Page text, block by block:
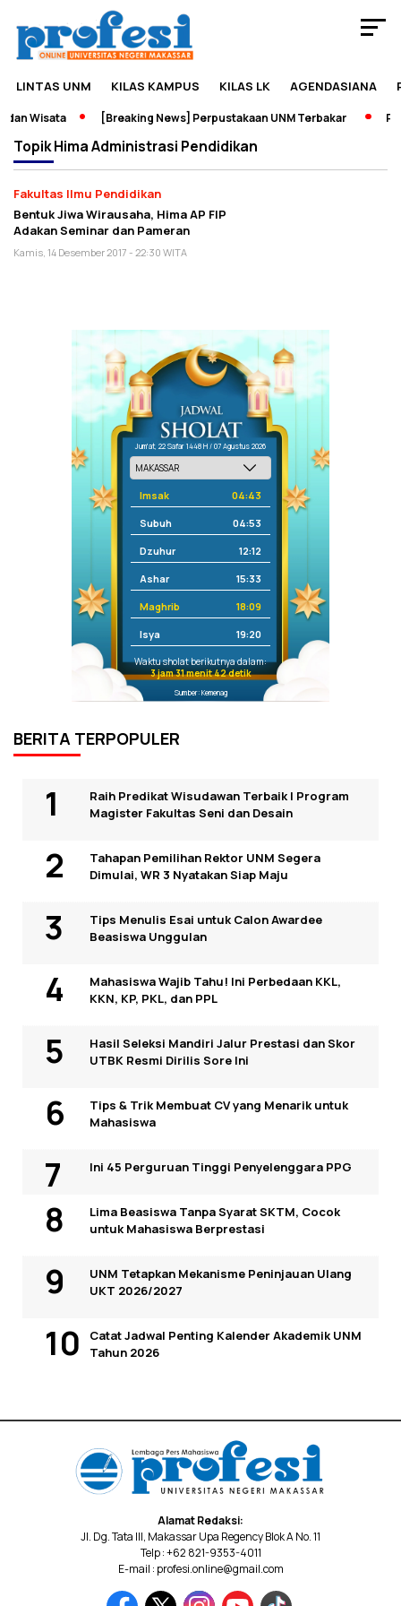
LINTAS UNM KILAS KAMPUS KILAS LK AGENDASIANA
Wisata [Breaking News] Perpustakaan UNM Terbakar
TopikHima Administrasi Pendidikan
Fakultas Ilmu Pendidikan
Bentuk Jiwa Wirausaha, Hima AP FIP
Adakan Seminar dan Pameran
Kamis, 14 Desember 2017 - 22:30 WITA
Jum'at, 22 Safar 1448 H / 07 Agustus 2026
Imsak 04:43
Subuh 04:53
Dzuhur 12:12
Ashar 15:33
Maghrib 18:09
Isya 19:20
Waktu sholat berikutnya dalam:
3 jam 31 menit 42 detik
Sumber: Kemenag
BERITA TERPOPULER
Raih Predikat Wisudawan Terbaik I Program
Magister Fakultas Seni dan Desain
Tahapan Pemilihan Rektor UNM Segera
Dimulai, WR 3 Nyatakan Siap Maju
Tips Menulis Esai untuk Calon Awardee
Beasiswa Unggulan
Mahasiswa Wajib Tahu! Ini Perbedaan KKL,
KKN, KP, PKL, dan PPL
Hasil Seleksi Mandiri Jalur Prestasi dan Skor
UTBK Resmi Dirilis Sore Ini
Tips & Trik Membuat CV yang Menarik untuk
Mahasiswa
Ini 45 Perguruan Tinggi Penyelenggara PPG
Lima Beasiswa Tanpa Syarat SKTM, Cocok
untuk Mahasiswa Berprestasi
UNM Tetapkan Mekanisme Peninjauan Ulang
UKT 2026/2027
Catat Jadwal Penting Kalender Akademik UNM
Tahun 2026
Alamat Redaksi:
Jl. Dg. Tata III, Makassar Upa Regency Blok A No. 11
Telp : +62 821-9353-4011
E-mail : profesi.online@gmail.com